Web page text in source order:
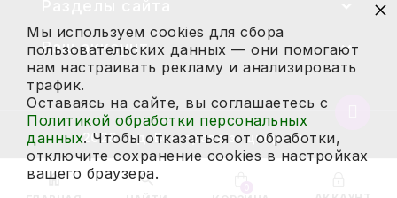
ПОСУДА
ХОББИ И ТВОРЧЕСТВО
ИНСТРУМЕНТЫ И РЕМОНТ
Ваш аккаунт
2026 год. Все права защищены.
Мы используем cookies для сбора
пользовательских данных — они помогают
нам настраивать рекламу и анализировать
трафик.
Оставаясь на сайте, вы соглашаетесь с
Политикой обработки персональных
данных. Чтобы отказаться от обработки,
отключите сохранение cookies в настройках
вашего браузера.
×